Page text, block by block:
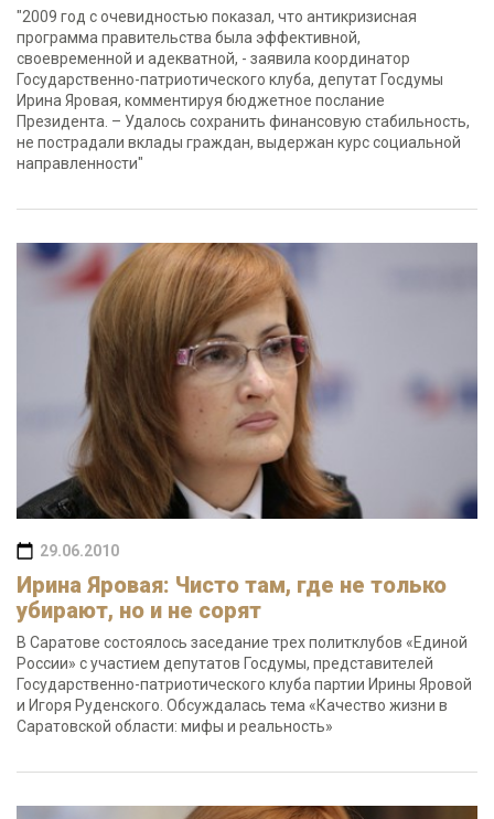
"2009 год с очевидностью показал, что антикризисная
программа правительства была эффективной,
своевременной и адекватной, - заявила координатор
Государственно-патриотического клуба, депутат Госдумы
Ирина Яровая, комментируя бюджетное послание
Президента. – Удалось сохранить финансовую стабильность,
не пострадали вклады граждан, выдержан курс социальной
направленности"
29.06.2010
Ирина Яровая: Чисто там, где не только
убирают, но и не сорят
В Саратове состоялось заседание трех политклубов «Единой
России» с участием депутатов Госдумы, представителей
Государственно-патриотического клуба партии Ирины Яровой
и Игоря Руденского. Обсуждалась тема «Качество жизни в
Саратовской области: мифы и реальность»